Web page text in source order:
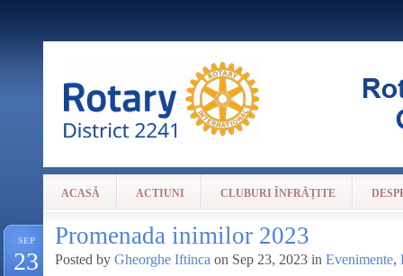
ACASĂ ACTIUNI CLUBURI ÎNFRĂȚITE
SEP
23
Promenada inimilor 2023
Posted by Gheorghe Iftinca on Sep 23, 2023 in Evenimente,